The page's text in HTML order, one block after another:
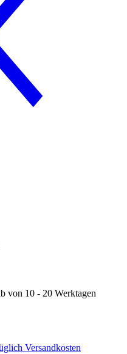
von 10 - 20 Werktagen
Versandkosten